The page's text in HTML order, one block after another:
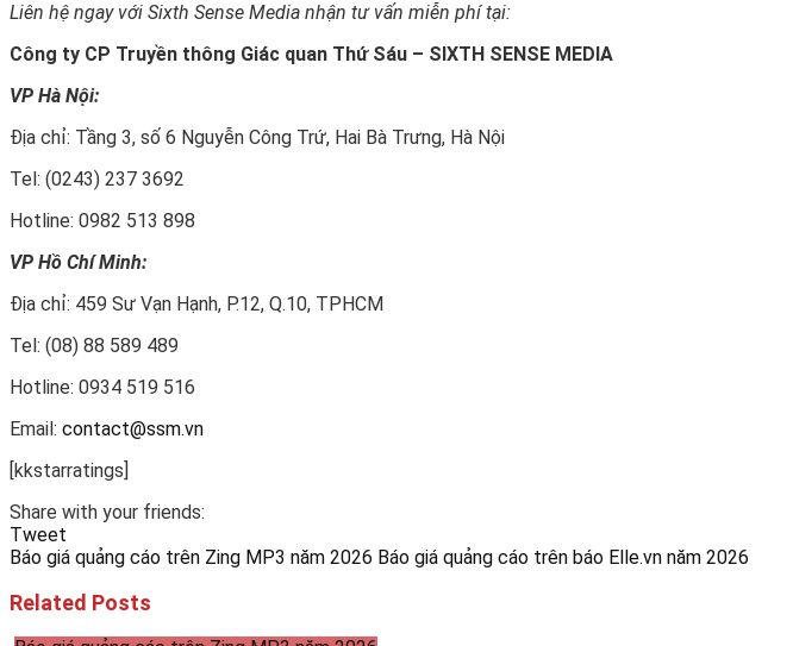
Liên hệ ngay với Sixth Sense Media nhận tư vấn miễn phí tại:
Công ty CP Truyền thông Giác quan Thứ Sáu – SIXTH SENSE MEDIA
VP Hà Nội:
Địa chỉ: Tầng 3, số 6 Nguyễn Công Trứ, Hai Bà Trưng, Hà Nội
Tel: (0243) 237 3692
Hotline: 0982 513 898
VP Hồ Chí Minh:
Địa chỉ: 459 Sư Vạn Hạnh, P.12, Q.10, TPHCM
Tel: (08) 88 589 489
Hotline: 0934 519 516
Email: contact@ssm.vn
[kkstarratings]
Share with your friends:
Tweet
Báo giá quảng cáo trên Zing MP3 năm 2026 Báo giá quảng cáo trên báo Elle.vn năm 2026
Related Posts